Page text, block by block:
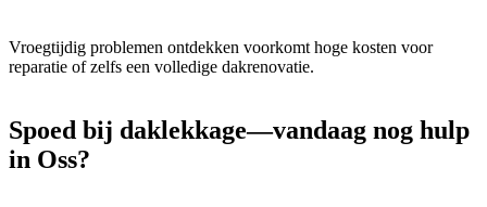
Vroegtijdig problemen ontdekken voorkomt hoge kosten voor
reparatie of zelfs een volledige dakrenovatie.
Spoed bij daklekkage—vandaag nog hulp
in Oss?